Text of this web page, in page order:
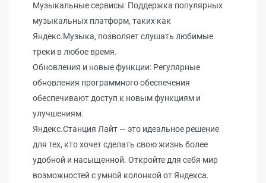
Музыкальные сервисы: Поддержка популярных
музыкальных платформ, таких как
Яндекс.Музыка, позволяет слушать любимые
треки в любое время.
Обновления и новые функции: Регулярные
обновления программного обеспечения
обеспечивают доступ к новым функциям и
улучшениям.
Яндекс.Станция Лайт — это идеальное решение
для тех, кто хочет сделать свою жизнь более
удобной и насыщенной. Откройте для себя мир
возможностей с умной колонкой от Яндекса.